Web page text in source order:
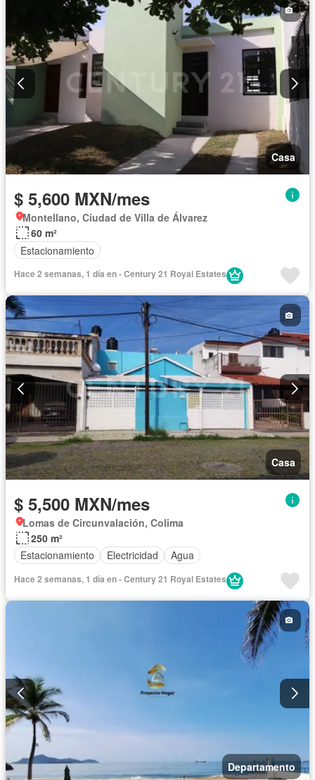
Casa
$ 5,600 MXN/mes
Montellano, Ciudad de Villa de Álvarez
60 m²
Estacionamiento
Hace 2 semanas, 1 día en - Century 21 Royal Estates
Casa
$ 5,500 MXN/mes
Lomas de Circunvalación, Colima
250 m²
Estacionamiento
Electricidad Agua
Hace 2 semanas, 1 día en - Century 21 Royal Estates
Departamento